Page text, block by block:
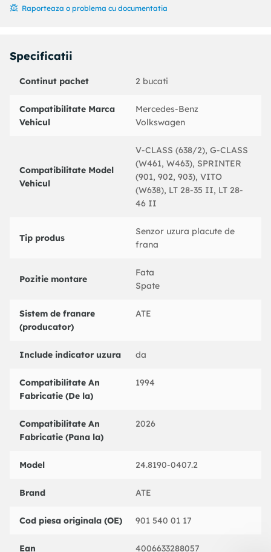
616 CDI (905.612, 905.613, 905.622, 905.623) motor 2685cc
An: 1999 - 2003
Producator:ATE
Specificatii produs:
Lungime contact avertizare [mm] : 84
Lungime totala [mm] : 185
Sistem franare : fur Bosch System
Coduri echivalente:
MERCEDES-BENZ : 9015400117
BOSCH : 1987474969
BREMBO : A00282
FEBI BILSTEIN : 07835
FTE : BZ1036W
FTE : BZ1036WSET
HELLA PAGID : 8DK355250301
JURID : 587010J
MINTEX : MWI0168
PAGID : P8027
QUINTON HAZELL : BZF5042
TEXTAR : 98018200
TEXTAR : 96990018201
Raporteaza o problema cu documentatia
Specificatii
Continut pachet 2 bucati
Compatibilitate Marca
Vehicul
Mercedes-Benz
Volkswagen
Compatibilitate Model
Vehicul
V-CLASS (638/2), G-CLASS
(W461, W463), SPRINTER
(901, 902, 903), VITO
(W638), LT 28-35 II, LT 28-
46 II
Tip produs
Senzor uzura placute de
frana
Pozitie montare
Fata
Spate
Sistem de franare
(producator)
ATE
Include indicator uzura da
Compatibilitate An
Fabricatie (De la)
1994
Compatibilitate An
Fabricatie (Pana la)
2026
Model 24.8190-0407.2
Brand ATE
Cod piesa originala (OE) 901 540 01 17
Ean 4006633288057